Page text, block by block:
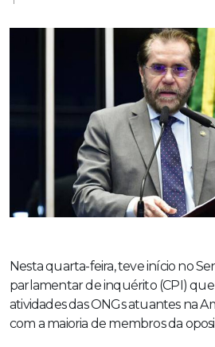
Nesta quarta-feira, teve início no
parlamentar de inquérito (CPI) que
atividades das ONGs atuantes na
com a maioria de membros da